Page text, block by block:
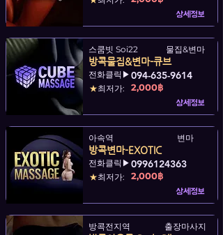
상세정보
방콕물집&변마-큐브
물집&변마
스쿰빗 Soi22
전화클릭▶ 094-635-9614
★최저가: 2,000฿
상세정보
방콕변마-EXOTIC
변마
아속역
전화클릭▶ 0996124363
★최저가: 2,000฿
상세정보
출장마사지
방콕전지역